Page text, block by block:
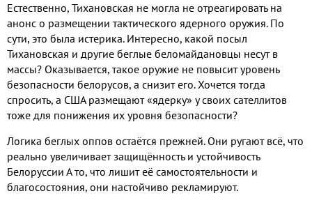
Естественно, Тихановская не могла не отреагировать на
анонс о размещении тактического ядерного оружия. По
сути, это была истерика. Интересно, какой посыл
Тихановская и другие беглые беломайдановцы несут в
массы? Оказывается, такое оружие не повысит уровень
безопасности белорусов, а снизит его. Хочется тогда
спросить, а США размещают «ядерку» у своих сателлитов
тоже для понижения их уровня безопасности?
Логика беглых оппов остаётся прежней. Они ругают всё, что
реально увеличивает защищённость и устойчивость
Белоруссии А то, что лишит её самостоятельности и
благосостояния, они настойчиво рекламируют.